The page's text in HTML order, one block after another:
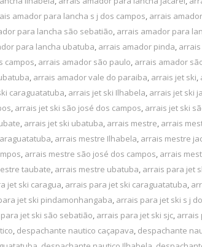
amador para lancha s j dos campos, arrais
para lancha são sebatião, arrais amador para
para lancha ubatuba, arrais amador pinda,
campos, arrais amador são paulo, arrais amador
, arrais amador vale do paraiba, arrais jet ski,
caraguatatuba, arrais jet ski Ilhabela, arrais jet ski
, arrais jet ski são josé dos campos, arrais jet ski
, arrais jet ski ubatuba, arrais mestre, arrais
, arrais mestre Ilhabela, arrais mestre
, arrais mestre são josé dos campos, arrais
taubate, arrais mestre ubatuba, arrais para jet
jet ski caragua, arrais para jet ski caraguatatuba,
jet ski pindamonhangaba, arrais para jet ski s j
jet ski são sebatião, arrais para jet ski sjc, arrais
, despachante nautico caçapava, despachante